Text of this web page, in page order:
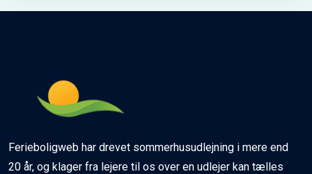
Ferieboligweb har drevet sommerhusudlejning i mere end
20 år, og klager fra lejere til os over en udlejer kan tælles